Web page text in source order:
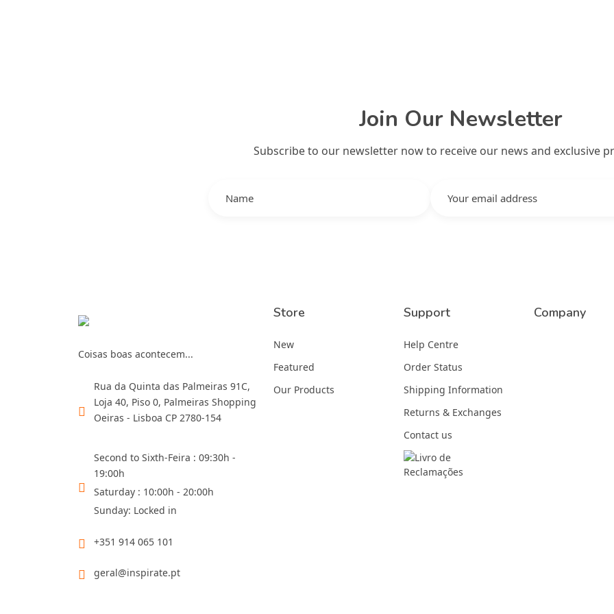
Join Our Newsletter
Subscribe to our newsletter now to receive our news and exclusive
Coisas boas acontecem...
Rua da Quinta das Palmeiras 91C,
Loja 40, Piso 0, Palmeiras Shopping
Oeiras - Lisboa CP 2780-154
Second to Sixth-Feira : 09:30h -
19:00h
Saturday : 10:00h - 20:00h
Sunday: Locked in
+351 914 065 101
geral@inspirate.pt
Store
New
Featured
Our Products
Support
Help Centre
Order Status
Shipping Information
Returns & Exchanges
Contact us
Company